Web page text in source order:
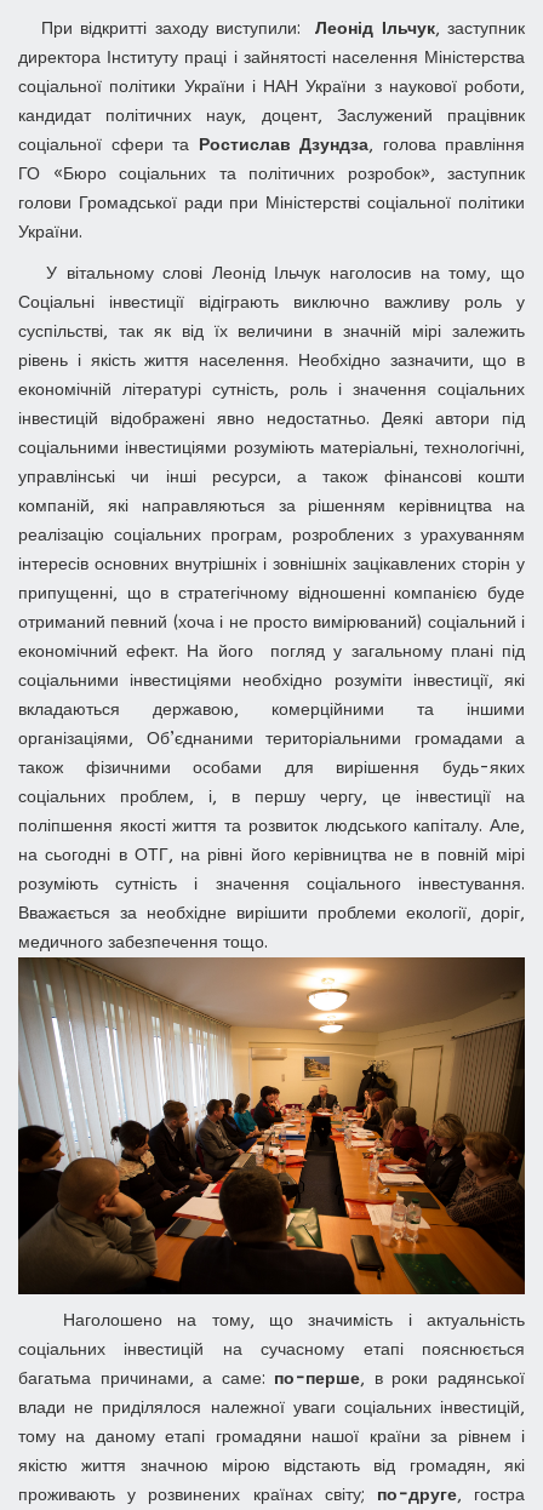
При відкритті заходу виступили:Леонід Ільчук, заступник
директора Інституту праці і зайнятості населення Міністерства
соціальної політики України і НАН України з наукової роботи,
кандидат політичних наук, доцент, Заслужений працівник
соціальної сфери та Ростислав Дзундза, голова правління
ГО «Бюро соціальних та політичних розробок», заступник
голови Громадської ради при Міністерстві соціальної політики
України.
У вітальному слові Леонід Ільчук наголосив на тому, що
Соціальні інвестиції відіграють виключно важливу роль у
суспільстві, так як від їх величини в значній мірі залежить
рівень і якість життя населення. Необхідно зазначити, що в
економічній літературі сутність, роль і значення соціальних
інвестицій відображені явно недостатньо. Деякі автори під
соціальними інвестиціями розуміють матеріальні, технологічні,
управлінські чи інші ресурси, а також фінансові кошти
компаній, які направляються за рішенням керівництва на
реалізацію соціальних програм, розроблених з урахуванням
інтересів основних внутрішніх і зовнішніх зацікавлених сторін у
припущенні, що в стратегічному відношенні компанією буде
отриманий певний (хоча і не просто вимірюваний) соціальний і
економічний ефект. На його погляд у загальному плані під
соціальними інвестиціями необхідно розуміти інвестиції, які
вкладаються державою, комерційними та іншими
організаціями, Об’єднаними територіальними громадами а
також фізичними особами для вирішення будь-яких
соціальних проблем, і, в першу чергу, це інвестиції на
поліпшення якості життя та розвиток людського капіталу. Але,
на сьогодні в ОТГ, на рівні його керівництва не в повній мірі
розуміють сутність і значення соціального інвестування.
Вважається за необхідне вирішити проблеми екології, доріг,
медичного забезпечення тощо.
Наголошено на тому, що значимість і актуальність
соціальних інвестицій на сучасному етапі пояснюється
багатьма причинами, а саме: по-перше, в роки радянської
влади не приділялося належної уваги соціальних інвестицій,
тому на даному етапі громадяни нашої країни за рівнем і
якістю життя значною мірою відстають від громадян, які
проживають у розвинених країнах світу; по-друге, гостра